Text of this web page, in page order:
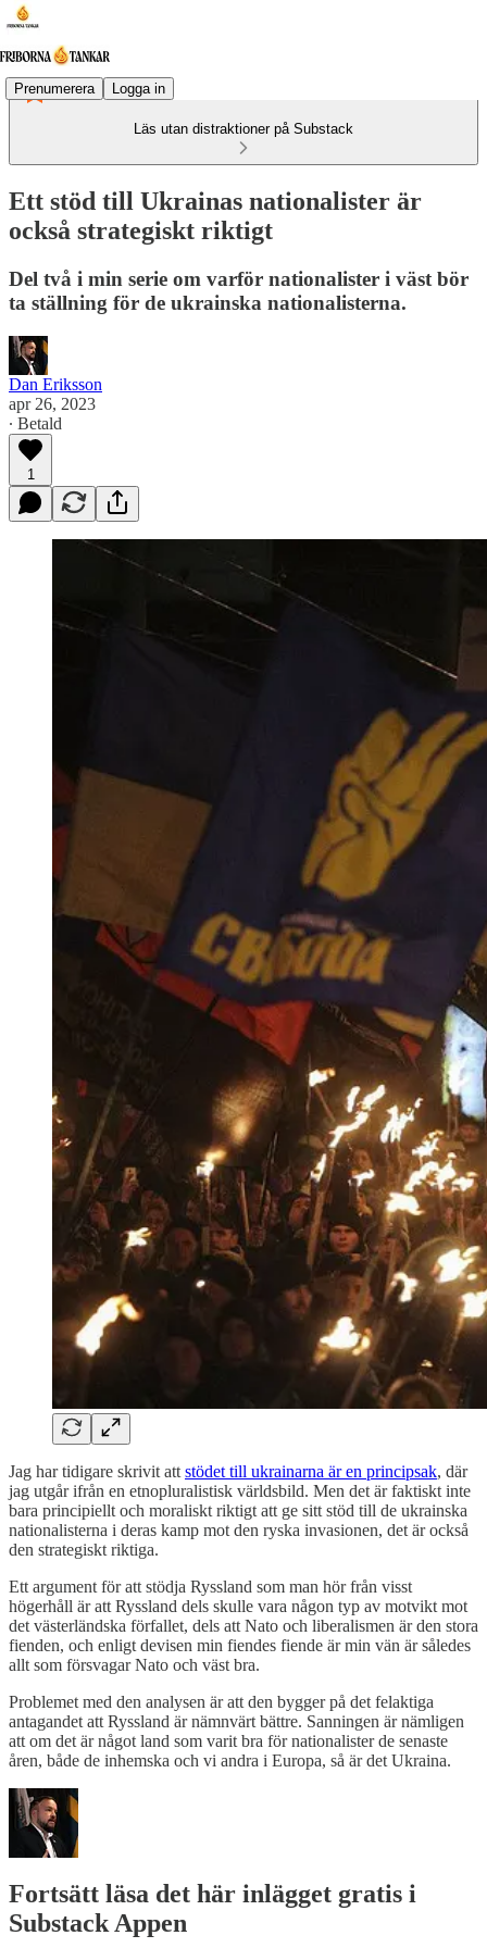
Prenumerera Logga in
Läs utan distraktioner på Substack
Ett stöd till Ukrainas nationalister är
också strategiskt riktigt
Del två i min serie om varför nationalister i väst bör
ta ställning för de ukrainska nationalisterna.
Dan Eriksson
apr 26, 2023
∙ Betald
1
Jag har tidigare skrivit att stödet till ukrainarna är en principsak, där
jag utgår ifrån en etnopluralistisk världsbild. Men det är faktiskt inte
bara principiellt och moraliskt riktigt att ge sitt stöd till de ukrainska
nationalisterna i deras kamp mot den ryska invasionen, det är också
den strategiskt riktiga.
Ett argument för att stödja Ryssland som man hör från visst
högerhåll är att Ryssland dels skulle vara någon typ av motvikt mot
det västerländska förfallet, dels att Nato och liberalismen är den stora
fienden, och enligt devisen min fiendes fiende är min vän är således
allt som försvagar Nato och väst bra.
Problemet med den analysen är att den bygger på det felaktiga
antagandet att Ryssland är nämnvärt bättre. Sanningen är nämligen
att om det är något land som varit bra för nationalister de senaste
åren, både de inhemska och vi andra i Europa, så är det Ukraina.
Fortsätt läsa det här inlägget gratis i
Substack Appen